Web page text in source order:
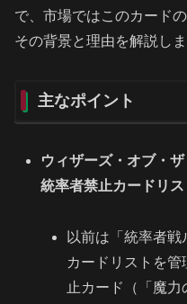
で、市場ではこのカード
その背景と理由を解説しま
主なポイント
ウィザーズ・オブ・
統率者禁止カードリ
以前は「統率者
カードリストを
止カード（「魔